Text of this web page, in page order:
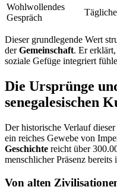
Wohlwollendes
Gespräch
Dieser grundlegende Wert
derGemeinschaft. Er
soziale Gefüge integriert
Die Ursprünge
senegalesischen
Der historische Verlauf
ein reiches Gewebe von
Geschichte reicht über
menschlicher Präsenz bereits
Von alten